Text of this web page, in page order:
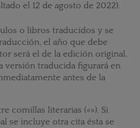
el 12 de agosto de 2022).
o libros traducidos y se
el año que debe
será el de la edición original,
versión traducida figurará en
antes de la
comillas literarias («»). Si
se incluye otra cita ésta se